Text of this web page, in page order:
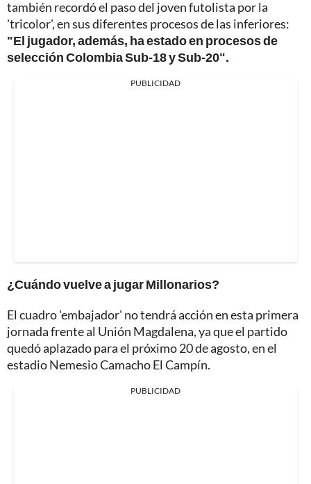
también recordó el paso del joven futolista por la
'tricolor', en sus diferentes procesos de las inferiores:
"El jugador, además, ha estado en procesos de
selección Colombia Sub-18 y Sub-20".
PUBLICIDAD
¿Cuándo vuelve a jugar Millonarios?
El cuadro 'embajador' no tendrá acción en esta primera
jornada frente al Unión Magdalena, ya que el partido
quedó aplazado para el próximo 20 de agosto, en el
estadio Nemesio Camacho El Campín.
PUBLICIDAD